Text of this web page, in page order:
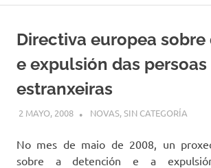
Directiva europea
e expulsión das persoas
estranxeiras
2 MAYO, 2008 DESARROLLO
NOVAS,SIN CATEGORÍA
No mes de maio de 2008, un
sobre a detención e a